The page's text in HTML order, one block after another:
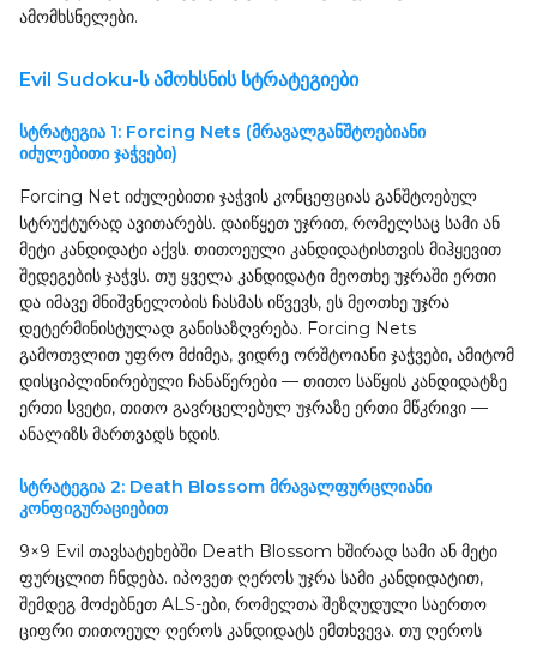
ამომხსნელები.
Evil Sudoku-ს ამოხსნის სტრატეგიები
სტრატეგია 1: Forcing Nets (მრავალგანშტოებიანი
იძულებითი ჯაჭვები)
Forcing Net იძულებითი ჯაჭვის კონცეფციას განშტოებულ
სტრუქტურად ავითარებს. დაიწყეთ უჯრით, რომელსაც სამი ან
მეტი კანდიდატი აქვს. თითოეული კანდიდატისთვის მიჰყევით
შედეგების ჯაჭვს. თუ ყველა კანდიდატი მეოთხე უჯრაში ერთი
და იმავე მნიშვნელობის ჩასმას იწვევს, ეს მეოთხე უჯრა
დეტერმინისტულად განისაზღვრება. Forcing Nets
გამოთვლით უფრო მძიმეა, ვიდრე ორშტოიანი ჯაჭვები, ამიტომ
დისციპლინირებული ჩანაწერები — თითო საწყის კანდიდატზე
ერთი სვეტი, თითო გავრცელებულ უჯრაზე ერთი მწკრივი —
ანალიზს მართვადს ხდის.
სტრატეგია 2: Death Blossom მრავალფურცლიანი
კონფიგურაციებით
9×9 Evil თავსატეხებში Death Blossom ხშირად სამი ან მეტი
ფურცლით ჩნდება. იპოვეთ ღეროს უჯრა სამი კანდიდატით,
შემდეგ მოძებნეთ ALS-ები, რომელთა შეზღუდული საერთო
ციფრი თითოეულ ღეროს კანდიდატს ემთხვევა. თუ ღეროს